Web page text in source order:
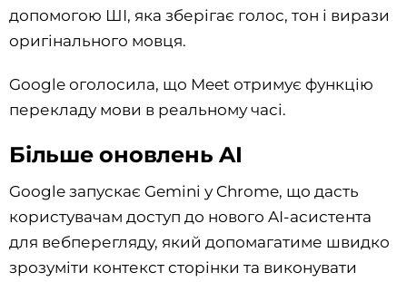
допомогою ШІ, яка зберігає голос, тон і вирази
оригінального мовця.
Google оголосила, що Meet отримує функцію
перекладу мови в реальному часі.
Більше оновлень AI
Google запускає Gemini у Chrome, що дасть
користувачам доступ до нового AI-асистента
для вебперегляду, який допомагатиме швидко
зрозуміти контекст сторінки та виконувати